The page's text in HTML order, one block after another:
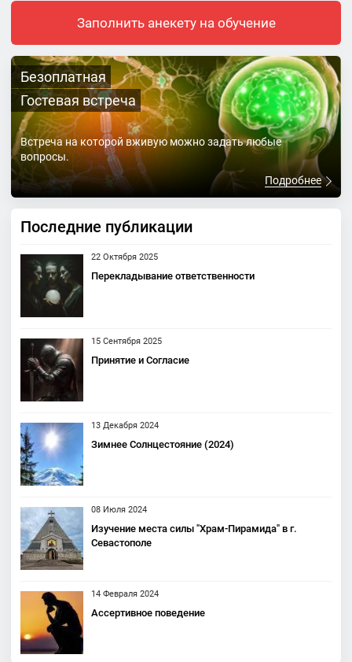
Заполнить анекету на обучение
Безоплатная
Гостевая встреча
Встреча на которой вживую можно задать любые
вопросы.
Подробнее
Последние публикации
22 Октября 2025
Перекладывание ответственности
15 Сентября 2025
Принятие и Согласие
13 Декабря 2024
Зимнее Солнцестояние (2024)
08 Июля 2024
Изучение места силы "Храм-Пирамида" в г.
Севастополе
14 Февраля 2024
Ассертивное поведение